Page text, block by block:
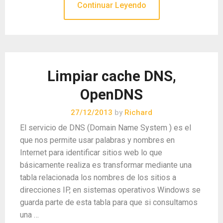
Continuar Leyendo
Limpiar cache DNS,
OpenDNS
27/12/2013 by Richard
El servicio de DNS (Domain Name System ) es el
que nos permite usar palabras y nombres en
Internet para identificar sitios web lo que
básicamente realiza es transformar mediante una
tabla relacionada los nombres de los sitios a
direcciones IP, en sistemas operativos Windows se
guarda parte de esta tabla para que si consultamos
una …